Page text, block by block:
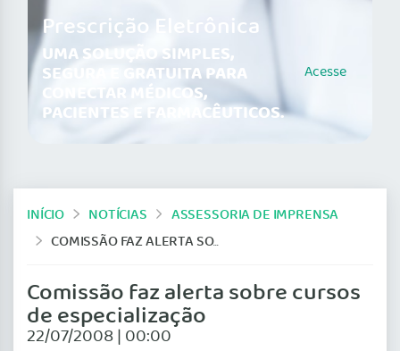
Prescrição Eletrônica
UMA SOLUÇÃO SIMPLES,
SEGURA E GRATUITA PARA
CONECTAR MÉDICOS,
PACIENTES E FARMACÊUTICOS.
Acesse
INÍCIO NOTÍCIAS
ASSESSORIA DE IMPRENSA
COMISSÃO FAZ ALERTA SOBRE CURSOS DE ESPECIALIZAÇÃO
Comissão faz alerta sobre cursos
de especialização
22/07/2008 | 00:00